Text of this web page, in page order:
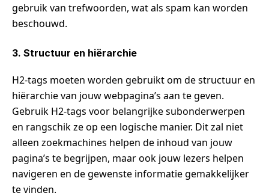
gebruik van trefwoorden, wat als spam kan worden
beschouwd.
3. Structuur en hiërarchie
H2-tags moeten worden gebruikt om de structuur en
hiërarchie van jouw webpagina’s aan te geven.
Gebruik H2-tags voor belangrijke subonderwerpen
en rangschik ze op een logische manier. Dit zal niet
alleen zoekmachines helpen de inhoud van jouw
pagina’s te begrijpen, maar ook jouw lezers helpen
navigeren en de gewenste informatie gemakkelijker
te vinden.